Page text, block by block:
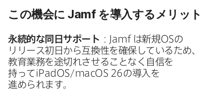
この機会に Jamf を​導入する​メリット
永続的な​同日サポート ： Jamf は​新規OSの​
リリース初日から​互換性を​確保している​ため、​
教育業務を​途切れさせる​ことなく​自信を​
持って iPadOS /macOS 26の​導入を​
進められます。